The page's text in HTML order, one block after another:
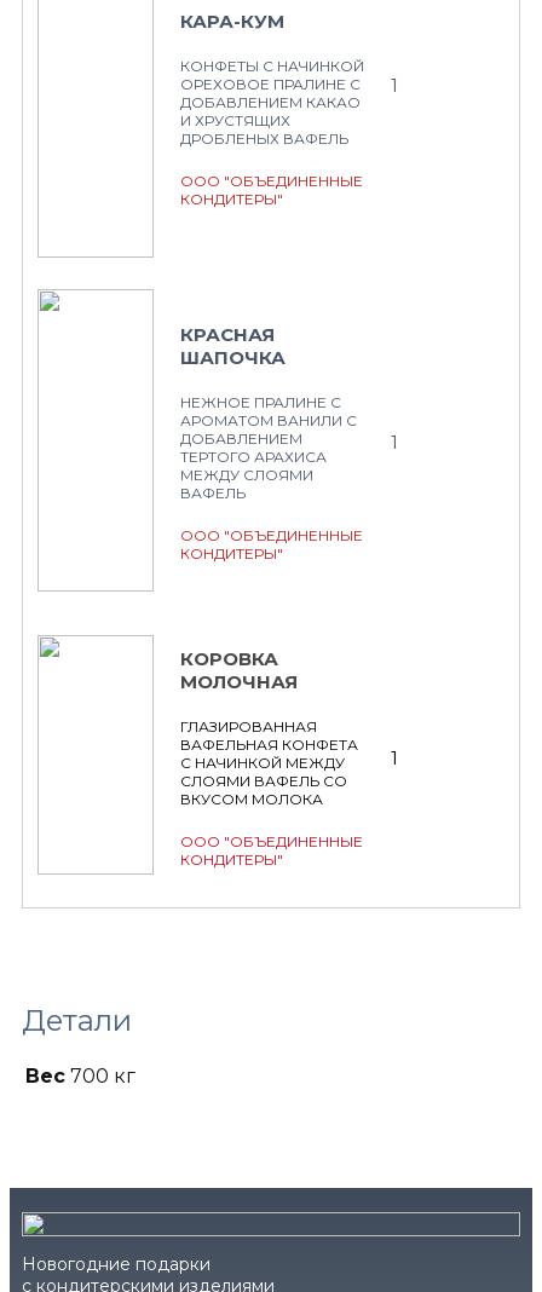
КАРА-КУМ
КОНФЕТЫ С НАЧИНКОЙ
ОРЕХОВОЕ ПРАЛИНЕ С
ДОБАВЛЕНИЕМ КАКАО
И ХРУСТЯЩИХ
ДРОБЛЕНЫХ ВАФЕЛЬ
ООО "ОБЪЕДИНЕННЫЕ
КОНДИТЕРЫ"
1
КРАСНАЯ
ШАПОЧКА
НЕЖНОЕ ПРАЛИНЕ С
АРОМАТОМ ВАНИЛИ С
ДОБАВЛЕНИЕМ
ТЕРТОГО АРАХИСА
МЕЖДУ СЛОЯМИ
ВАФЕЛЬ
ООО "ОБЪЕДИНЕННЫЕ
КОНДИТЕРЫ"
1
КОРОВКА
МОЛОЧНАЯ
ГЛАЗИРОВАННАЯ
ВАФЕЛЬНАЯ КОНФЕТА
С НАЧИНКОЙ МЕЖДУ
СЛОЯМИ ВАФЕЛЬ СО
ВКУСОМ МОЛОКА
ООО "ОБЪЕДИНЕННЫЕ
КОНДИТЕРЫ"
1
Детали
Вес 700 кг
Новогодние подарки
с кондитерскими изделиями